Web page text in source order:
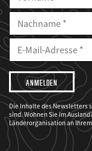
Nachname
E-
Mailadresse
E-
Adresse
Ich
möchte,
dass
der
WWF
mich
über
seine
Projekte
informiert.
Die Inhalte des Newsletters
sind. Wohnen Sie im
Länderorganisation an